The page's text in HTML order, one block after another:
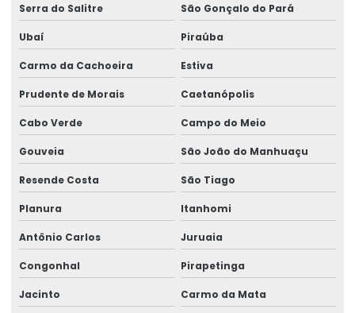
Serra do Salitre São Gonçalo do Pará
Ubaí Piraúba
Carmo da Cachoeira Estiva
Prudente de Morais Caetanópolis
Cabo Verde Campo do Meio
Gouveia São João do Manhuaçu
Resende Costa São Tiago
Planura Itanhomi
Antônio Carlos Juruaia
Congonhal Pirapetinga
Jacinto Carmo da Mata